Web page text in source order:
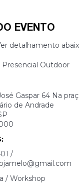
EVENTO
detalhamento
Presencial Outdoor
Gaspar 64 Na
de Andrade
/
/ Workshop